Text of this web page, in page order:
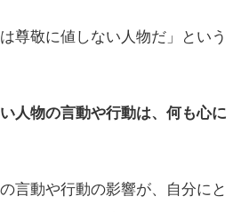
尊敬に値しない人物だ」という
人物の言動や行動は、何も心に
言動や行動の影響が、自分にと